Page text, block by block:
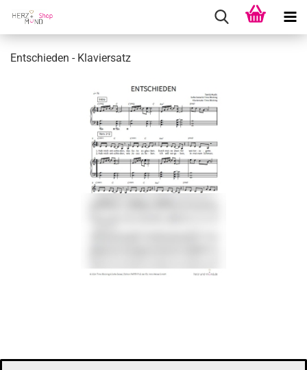
Ent­schie­den - Kla­vier­satz